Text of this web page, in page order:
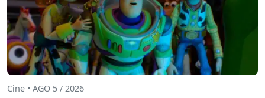
Cine • AGO 5 / 2026